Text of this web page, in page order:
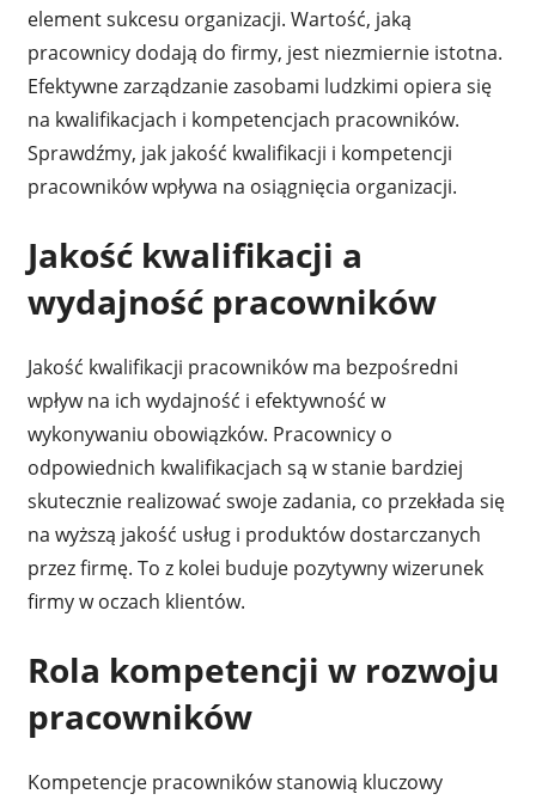
element sukcesu organizacji. Wartość, jaką
pracownicy dodają do firmy, jest niezmiernie istotna.
Efektywne zarządzanie zasobami ludzkimi opiera się
na kwalifikacjach i kompetencjach pracowników.
Sprawdźmy, jak jakość kwalifikacji i kompetencji
pracowników wpływa na osiągnięcia organizacji.
Jakość kwalifikacji a
wydajność pracowników
Jakość kwalifikacji pracowników ma bezpośredni
wpływ na ich wydajność i efektywność w
wykonywaniu obowiązków. Pracownicy o
odpowiednich kwalifikacjach są w stanie bardziej
skutecznie realizować swoje zadania, co przekłada się
na wyższą jakość usług i produktów dostarczanych
przez firmę. To z kolei buduje pozytywny wizerunek
firmy w oczach klientów.
Rola kompetencji w rozwoju
pracowników
Kompetencje pracowników stanowią kluczowy